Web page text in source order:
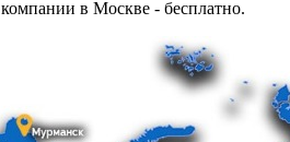
в Москве - бесплатно.